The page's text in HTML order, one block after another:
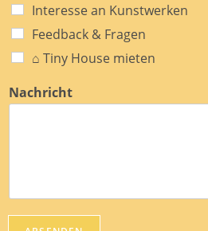
Interesse an Kunstwerken
Feedback & Fragen
⌂ Tiny House mieten
Nachricht